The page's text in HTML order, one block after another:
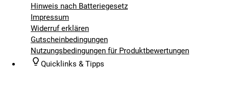
Hinweis nach Batteriegesetz
Impressum
Widerruf erklären
Gutscheinbedingungen
Nutzungsbedingungen für Produktbewertungen
Quicklinks & Tipps